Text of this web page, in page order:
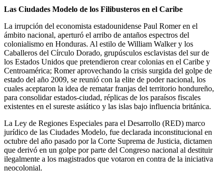
Las Ciudades Modelo de los Filibusteros en el Caribe
La irrupción del economista estadounidense Paul Romer en el
ámbito nacional, aperturó el arribo de antaños espectros del
colonialismo en Honduras. Al estilo de William Walker y los
Caballeros del Círculo Dorado, grupúsculos esclavistas del sur de
los Estados Unidos que pretendieron crear colonias en el Caribe y
Centroamérica; Romer aprovechando la crisis surgida del golpe de
estado del año 2009, se reunió con la elite de poder nacional, los
cuales aceptaron la idea de rematar franjas del territorio hondureño,
para consolidar estados-ciudad, réplicas de los paraísos fiscales
existentes en el sureste asiático y las islas bajo influencia británica.
La Ley de Regiones Especiales para el Desarrollo (RED) marco
jurídico de las Ciudades Modelo, fue declarada inconstitucional en
octubre del año pasado por la Corte Suprema de Justicia, dictamen
que derivó en un golpe por parte del Congreso nacional al destituir
ilegalmente a los magistrados que votaron en contra de la iniciativa
neocolonial.